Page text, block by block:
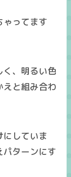
ゃってます
く、明るい色
と組み合わ
にしていま
ターンにす